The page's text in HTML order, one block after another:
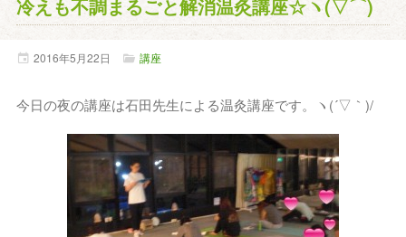
冷えも不調まるごと解消温灸講座☆ヽ(▽⌒)
2016年5月22日 講座
今日の夜の講座は石田先生による温灸講座です。ヽ(´▽｀)/